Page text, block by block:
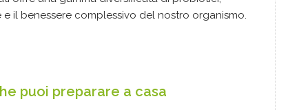
il benessere complessivo del nostro organismo.
puoi preparare a casa